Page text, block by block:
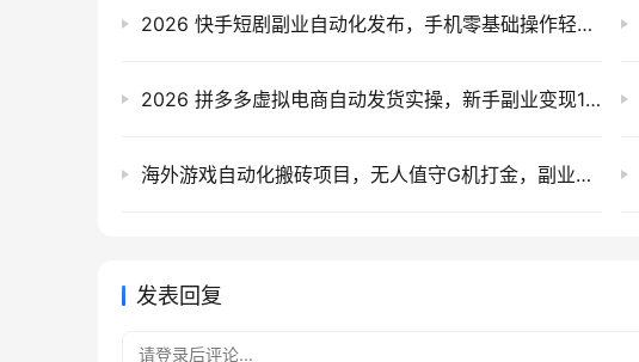
2026 快手短剧副业自动化发布，手机零基础操作轻松赚收益
2026 拼多多虚拟电商自动发货实操，新手副业变现1-5W
海外游戏自动化搬砖项目，无人值守G机打金，副业兼职变现1步骤
发表回复
请登录后评论...